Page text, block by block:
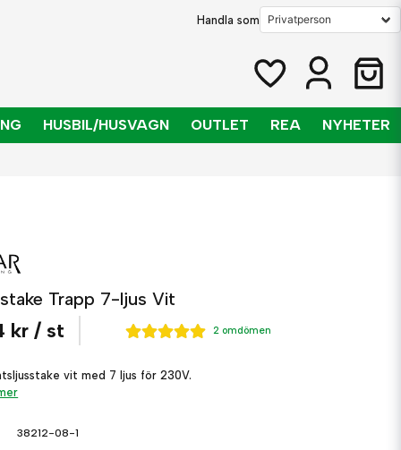
Handla som
HUSBIL/HUSVAGN OUTLET REA NYHETER
Trapp 7-ljus Vit
kr / st 2 omdömen
vit med 7 ljus för 230V.
38212-08-1